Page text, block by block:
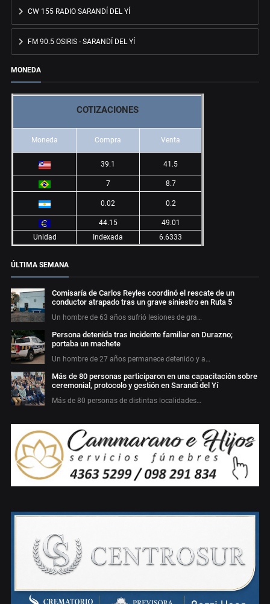
CW 155 RADIO SARANDÍ DEL YÍ
FM 90.5 OSIRIS - SARANDÍ DEL YÍ
MONEDA
COTIZACIONES
Moneda Compra Venta
39.1 41.5
7 8.7
0.02 0.2
44.15
49.01
Unidad
Indexada 6.6333
ÚLTIMA SEMANA
Comisaría de Carlos Reyles coordinó el rescate de un
conductor atrapado tras un grave siniestro en Ruta 5
Un hombre de 63 años sufrió lesiones de gra…
Persona detenida tras incidente familiar en Durazno;
portaba un machete
Un hombre de 27 años permanece detenido y a…
Más de 80 personas participaron en una capacitación sobre
ceremonial, protocolo y gestión en Sarandí del Yí
Más de 80 personas de distintas localidades…